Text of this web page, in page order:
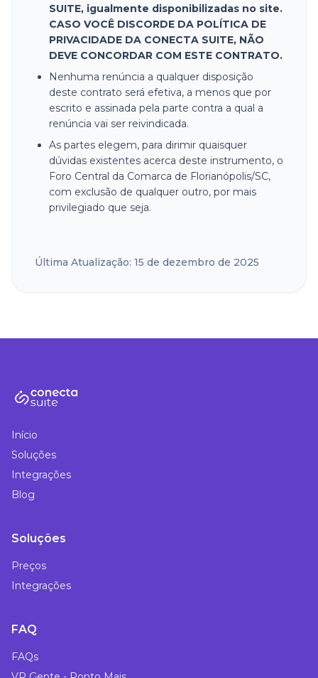
SUITE, igualmente disponibilizadas no site.
CASO VOCÊ DISCORDE DA POLÍTICA DE
PRIVACIDADE DA CONECTA SUITE, NÃO
DEVE CONCORDAR COM ESTE CONTRATO.
Nenhuma renúncia a qualquer disposição
deste contrato será efetiva, a menos que por
escrito e assinada pela parte contra a qual a
renúncia vai ser reivindicada.
As partes elegem, para dirimir quaisquer
dúvidas existentes acerca deste instrumento, o
Foro Central da Comarca de Florianópolis/SC,
com exclusão de qualquer outro, por mais
privilegiado que seja.
Última Atualização: 15 de dezembro de 2025
Início
Soluções
Integrações
Blog
Soluções
Preços
Integrações
FAQ
FAQs